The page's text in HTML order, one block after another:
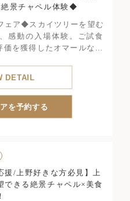
絶景チャペル体験◆
ェア◆スカイツリーを望む
感動の入場体験。ご試食
価を獲得したオマールなど
らご不安解消まで、このフ
実の内容です。
DETAIL
を予約する
援/上野好きな方必見】上
できる絶景チャペル×美食